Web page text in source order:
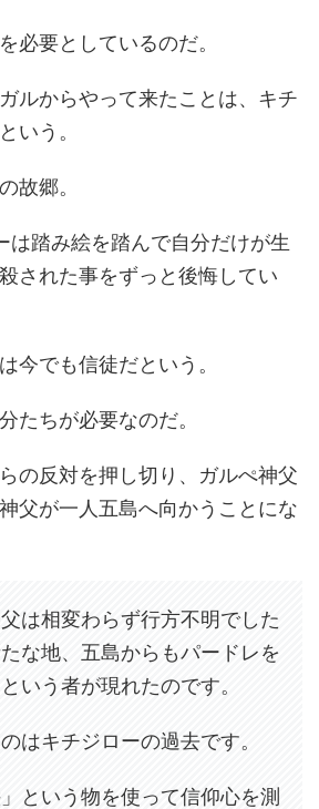
必要としているのだ。
ルからやって来たことは、キチ
いう。
故郷。
は踏み絵を踏んで自分だけが生
された事をずっと後悔してい
今でも信徒だという。
たちが必要なのだ。
の反対を押し切り、ガルぺ神父
父が一人五島へ向かうことにな
は相変わらず行方不明でした
な地、五島からもパードレを
いう者が現れたのです。
はキチジローの過去です。
という物を使って信仰心を測